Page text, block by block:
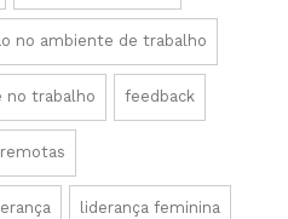
no ambiente de trabalho
no trabalho feedback
liderança feminina